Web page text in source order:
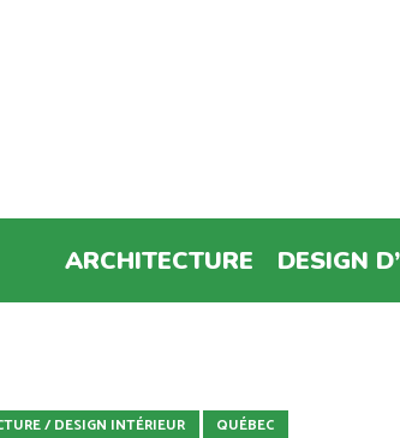
ARCHITECTURE DESIGN
/ DESIGN INTÉRIEUR QUÉBEC